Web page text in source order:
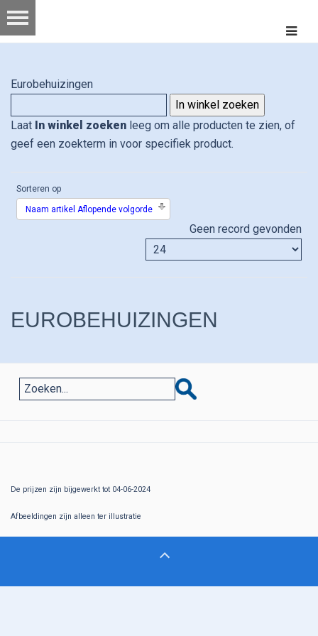
Eurobehuizingen
Laat In winkel zoeken leeg om alle producten te zien, of
geef een zoekterm in voor specifiek product.
Sorteren op
Naam artikel Aflopende volgorde
Geen record gevonden
EUROBEHUIZINGEN
De prijzen zijn bijgewerkt tot 04-06-2024
Afbeeldingen zijn alleen ter illustratie